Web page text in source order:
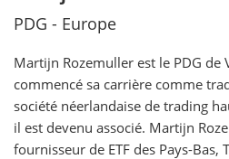
PDG - Europe
Martijn Rozemuller est le PDG de
commencé sa carrière comme
société néerlandaise de trading
il est devenu associé. Martijn
fournisseur de ETF des Pays-Bas,